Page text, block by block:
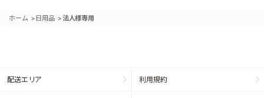
ホーム > 日用品 >法人様専用
配送エリア 利用規約